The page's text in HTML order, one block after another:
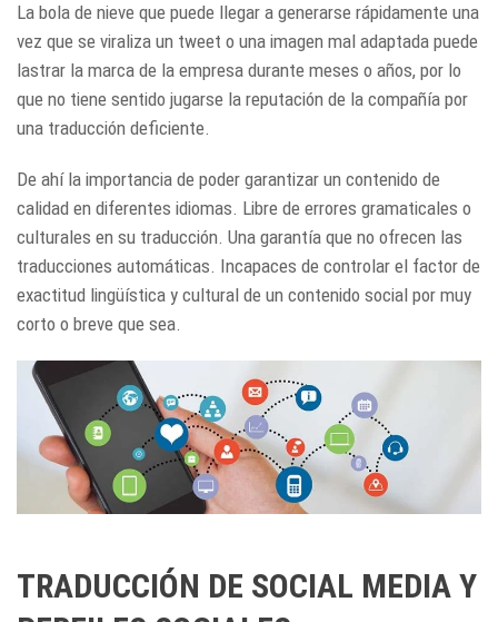
La bola de nieve que puede llegar a generarse rápidamente una
vez que se viraliza un tweet o una imagen mal adaptada puede
lastrar la marca de la empresa durante meses o años, por lo
que no tiene sentido jugarse la reputación de la compañía por
una traducción deficiente.
De ahí la importancia de poder garantizar un contenido de
calidad en diferentes idiomas. Libre de errores gramaticales o
culturales en su traducción. Una garantía que no ofrecen las
traducciones automáticas. Incapaces de controlar el factor de
exactitud lingüística y cultural de un contenido social por muy
corto o breve que sea.
TRADUCCIÓN DE SOCIAL MEDIA Y